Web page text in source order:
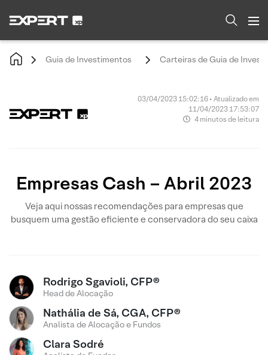
Guia de Investimentos Carteiras de Guia de
03/04/2023 15:02:16 • Atualizado em
11/04/2023 17:53:07
4 minutos de leitura
Empresas Cash – Abril 2023
Veja aqui nossas recomendações para empresas que
busquem uma gestão eficiente e conservadora do seu caixa
Rodrigo Sgavioli, CFP®
Head de Alocação
Nathália de Sá, CGA, CFP®
Analista de Alocação e Fundos
Clara Sodré